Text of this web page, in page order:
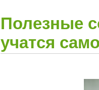
Полезные
учатся